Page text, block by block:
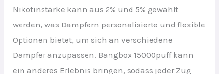
Nikotinstärke kann aus 2% und 5% gewählt
werden, was Dampfern personalisierte und flexible
Optionen bietet, um sich an verschiedene
Dampfer anzupassen. Bangbox 15000puff kann
ein anderes Erlebnis bringen, sodass jeder Zug